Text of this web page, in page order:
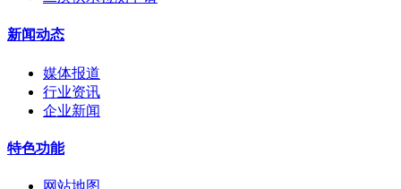
新闻动态
媒体报道
行业资讯
企业新闻
特色功能